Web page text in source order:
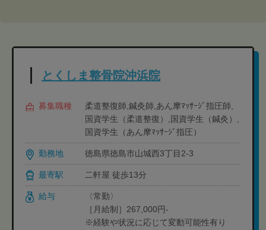
とくしま整骨院沖浜院
募集職種
柔道整復師,鍼灸師,あん摩ﾏｯｻｰｼﾞ指圧師,
国資学生（柔道整復）,国資学生（鍼灸）,
国資学生（あん摩ﾏｯｻｰｼﾞ指圧）
勤務地 徳島県徳島市山城西3丁目2-3
最寄駅 二軒屋 徒歩13分
給与
〈常勤〉
［月給制］267,000円-
※経験や状況に応じて変動可能性有り